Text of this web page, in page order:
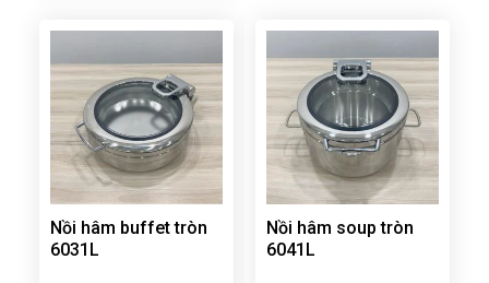
Nồi hâm buffet tròn
6031L
Nồi hâm soup tròn
6041L